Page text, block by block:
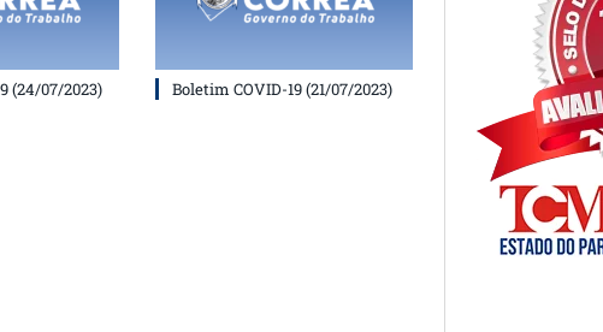
(24/07/2023) Boletim COVID-19 (21/07/2023)